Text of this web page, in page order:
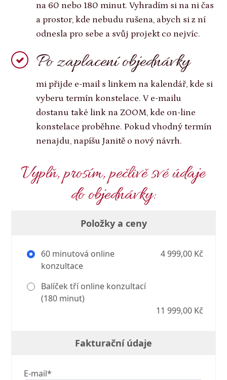
na 60 nebo 180 minut. Vyhradím si na ni čas
a prostor, kde nebudu rušena, abych si z ní
odnesla pro sebe a svůj projekt co nejvíc.
Po zaplacení objednávky
mi přijde e-mail s linkem na kalendář, kde si
vyberu termín konstelace. V e-mailu
dostanu také link na ZOOM, kde on-line
konstelace proběhne. Pokud vhodný termín
nenajdu, napíšu Janitě o nový návrh.
Vyplň, prosím, pečlivě své údaje
do objednávky:
Položky a ceny
60 minutová online
konzultace
4 999,00 Kč
Balíček tří online konzultací
(180 minut)
11 999,00 Kč
Fakturační údaje
E-mail*